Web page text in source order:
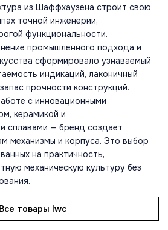
из Шаффхаузена строит свою
точной инженерии,
функциональности.
промышленного подхода и
сформировало узнаваемый
индикаций, лаконичный
прочности конструкций.
с инновационными
керамикой и
сплавами — бренд создает
механизмы и корпуса. Это выбор
на практичность,
механическую культуру без
Все товары Iwc